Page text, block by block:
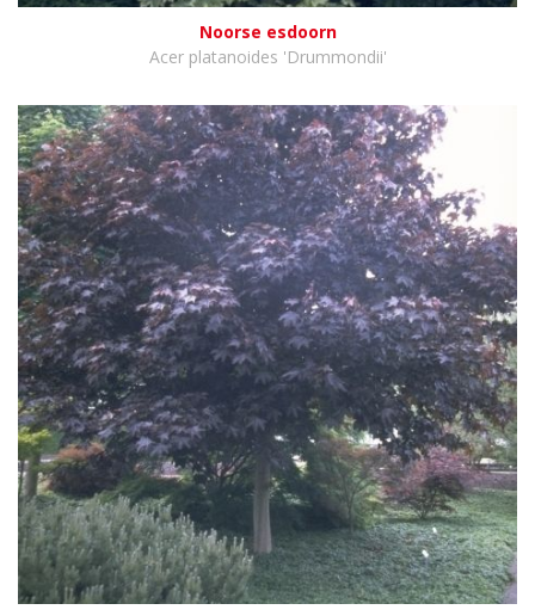
Noorse esdoorn
Acer platanoides 'Drummondii'